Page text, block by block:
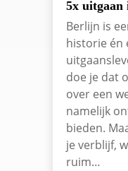
5x
Berlijn is
historie én
doe je dat
over een
namelijk
bieden.
je verblijf,
ruim…